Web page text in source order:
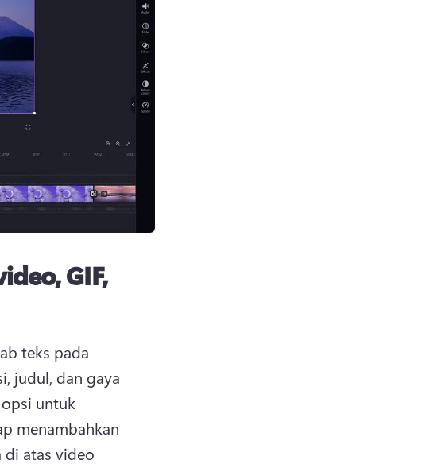
GIF,
teks pada
judul, dan gaya
untuk
menambahkan
di atas video